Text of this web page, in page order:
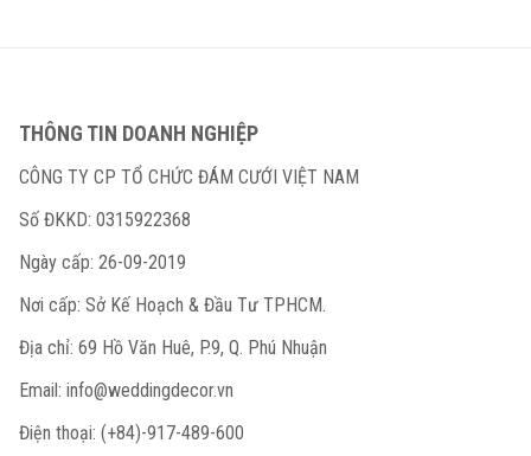
THÔNG TIN DOANH NGHIỆP
CÔNG TY CP TỔ CHỨC ĐÁM CƯỚI VIỆT NAM
Số ĐKKD: 0315922368
Ngày cấp: 26-09-2019
Nơi cấp: Sở Kế Hoạch & Đầu Tư TPHCM.
Địa chỉ: 69 Hồ Văn Huê, P.9, Q. Phú Nhuận
Email: info@weddingdecor.vn
Điện thoại: (+84)-917-489-600